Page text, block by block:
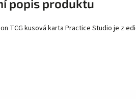
popis produktu
TCG kusová karta Practice Studio je z